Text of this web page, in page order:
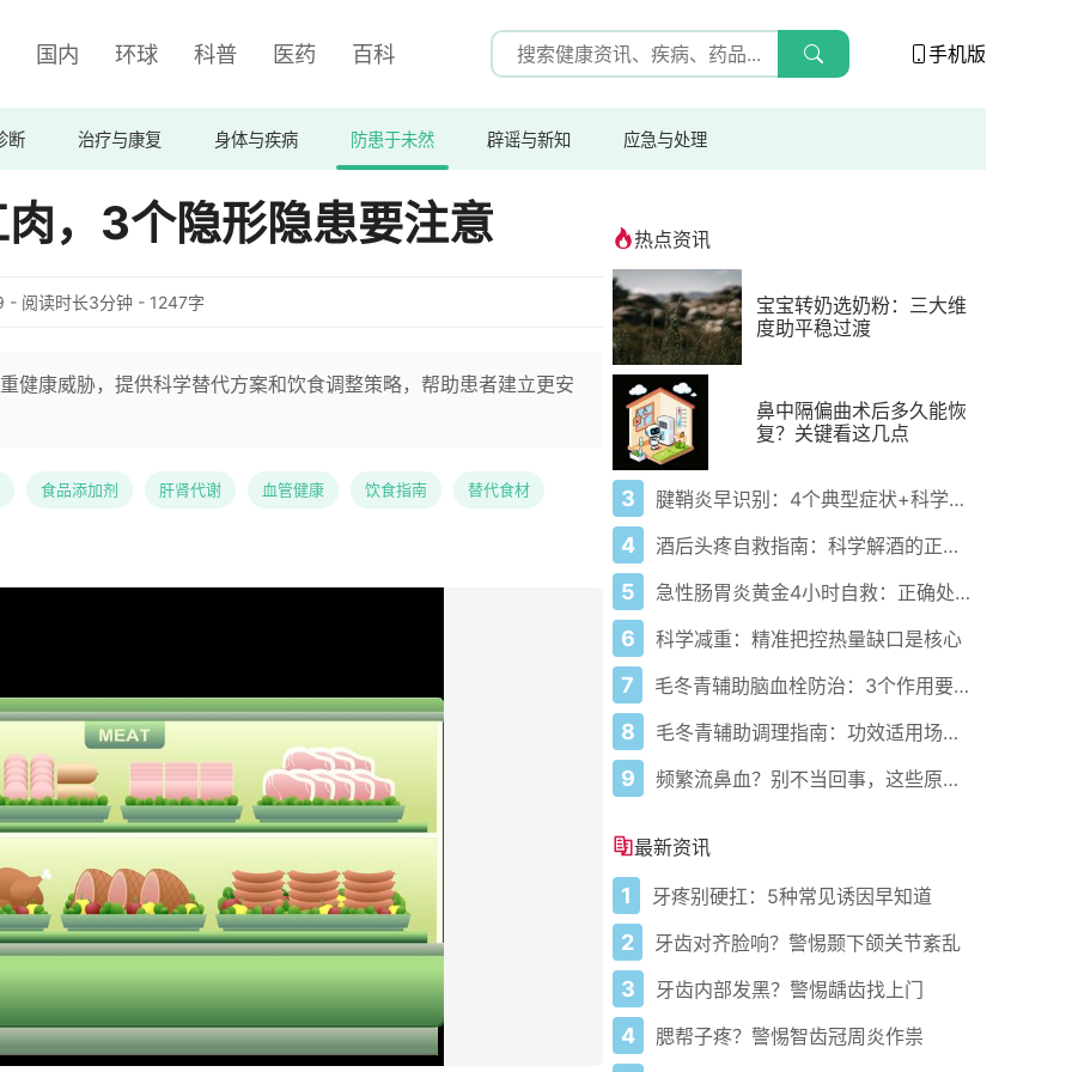
国内 环球 科普 医药 百科 手机版
断 治疗与康复 身体与疾病 防患于未然 辟谣与新知 应急与处理
，3个隐形隐患要注意
阅读时长3分钟 - 1247字
健康威胁，提供科学替代方案和饮食调整策略，帮助患者建立更安
食品添加剂 肝肾代谢 血管健康 饮食指南 替代食材
热点资讯
宝宝转奶选奶粉：三大维
度助平稳过渡
鼻中隔偏曲术后多久能恢
复？关键看这几点
3 腱鞘炎早识别：4个典型症状+科学应对，避免关节卡壳
4 酒后头疼自救指南：科学解酒的正确打开方式
5 急性肠胃炎黄金4小时自救：正确处置与误区避坑关键
6 科学减重：精准把控热量缺口是核心
7 毛冬青辅助脑血栓防治：3个作用要清楚，别乱用药
8 毛冬青辅助调理指南：功效适用场景与禁忌需牢记
9 频繁流鼻血？别不当回事，这些原因要警惕
最新资讯
1 牙疼别硬扛：5种常见诱因早知道
2 牙齿对齐脸响？警惕颞下颌关节紊乱
3 牙齿内部发黑？警惕龋齿找上门
4 腮帮子疼？警惕智齿冠周炎作祟